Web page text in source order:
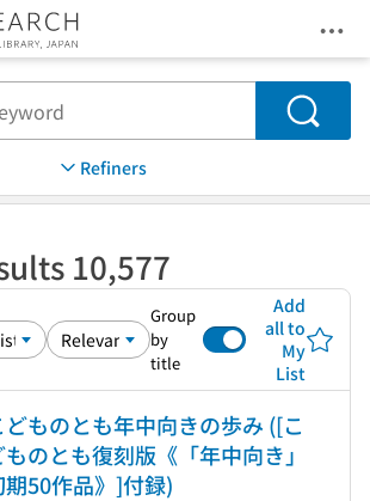
Search
Refiners
10,577
Group
by
title
Add
all to
My
List
どものとも年中向きの歩み ([こ
ものとも復刻版《「年中向き」
期50作品》]付録)